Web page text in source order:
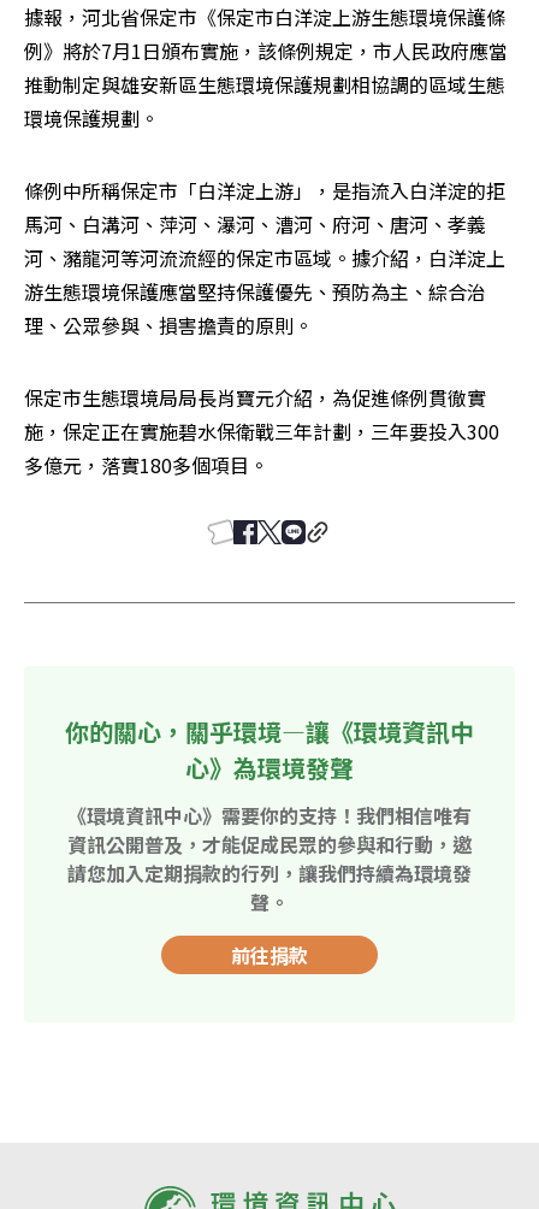
據報，河北省保定市《保定市白洋淀上游生態環境保護條
例》將於7月1日頒布實施，該條例規定，市人民政府應當
推動制定與雄安新區生態環境保護規劃相協調的區域生態
環境保護規劃。
條例中所稱保定市「白洋淀上游」，是指流入白洋淀的拒
馬河、白溝河、萍河、瀑河、漕河、府河、唐河、孝義
河、瀦龍河等河流流經的保定市區域。據介紹，白洋淀上
游生態環境保護應當堅持保護優先、預防為主、綜合治
理、公眾參與、損害擔責的原則。
保定市生態環境局局長肖寶元介紹，為促進條例貫徹實
施，保定正在實施碧水保衛戰三年計劃，三年要投入300
多億元，落實180多個項目。
你的關心，關乎環境—讓《環境資訊中
心》為環境發聲
《環境資訊中心》需要你的支持！我們相信唯有
資訊公開普及，才能促成民眾的參與和行動，邀
請您加入定期捐款的行列，讓我們持續為環境發
聲。
前往捐款